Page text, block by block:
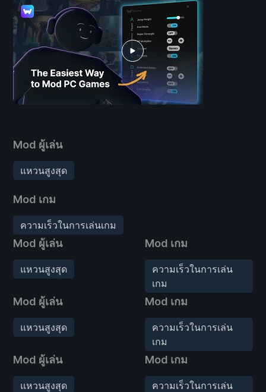
Mod ผู้เล่น
แหวนสูงสุด
Mod เกม
ความเร็วในการเล่นเกม
Mod ผู้เล่น
แหวนสูงสุด
Mod เกม
ความเร็วในการเล่น
เกม
Mod ผู้เล่น
แหวนสูงสุด
Mod เกม
ความเร็วในการเล่น
เกม
Mod ผู้เล่น
แหวนสูงสุด
Mod เกม
ความเร็วในการเล่น